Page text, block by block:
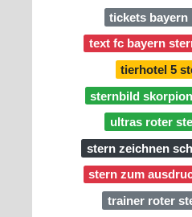
tickets
text fc bayern
tierhotel 5
sternbild
ultras roter
stern zeichnen
stern zum
trainer roter